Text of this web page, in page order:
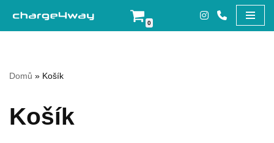
Přeskočit
0
Domů » Košík
Košík